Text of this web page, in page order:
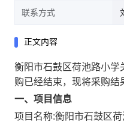
联系方式
正文内容
衡阳市石鼓区荷池路小学
购已经结束，现将采购结
一、项目信息
项目名称:衡阳市石鼓区